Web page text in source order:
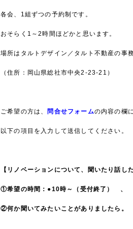
各会、1組ずつの予約制です。
おそらく1～2時間ほどかと思います。
場所はタルトデザイン／タルト不動産の事
（住所：岡山県総社市中央2-23-21）
ご希望の方は、 問合せフォームの内容の欄に
以下の項目を入力して送信してください。
【リノベーションについて、聞いたり話し
①希望の時間：●10時～（受付終了）
②何か聞いてみたいことがありましたら。